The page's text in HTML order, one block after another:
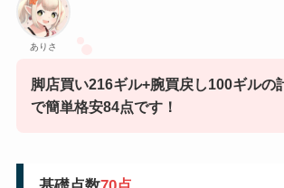
ありさ
脚店買い216ギル+腕買戻し100ギルの
で簡単格安84点です！